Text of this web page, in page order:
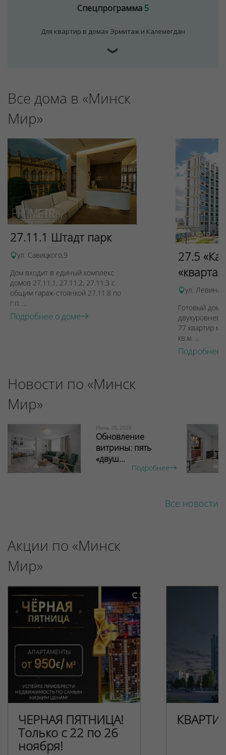
Спецпрограмма5
Для квартир в домах Эрмитаж и Калемегдан
❯
Все дома в «Минск
Мир»
27.11.1 Штадт парк
ул. Савицкого,9
Дом входит в единый комплекс
домов 27.11.1, 27.11.2, 27.11.3 с
общим гараж-стоянкой 27.11.8 по
г.п. ...
Подробнее о доме
27.5
ул. Левина,
Готовый дом
77 квартир
кв.м. ...
Подробнее
Новости по «Минск
Мир»
Июнь 26, 2026
Обновление
витрины: пять
«двуш...
Подробнее
Все новости
Акции по «Минск
Мир»
ЧЕРНАЯ ПЯТНИЦА!
Только с 22 по 26
ноября!
Для обеспечения удобства пользователей сайта
используются cookies
Отклонить